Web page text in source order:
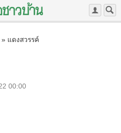
แดงสวรรค์
00:00